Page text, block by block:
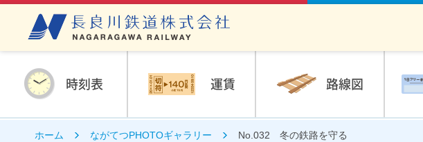
時刻表 運賃 路線図
ホーム ながてつPHOTOギャラリー No.032 冬の鉄路を守る